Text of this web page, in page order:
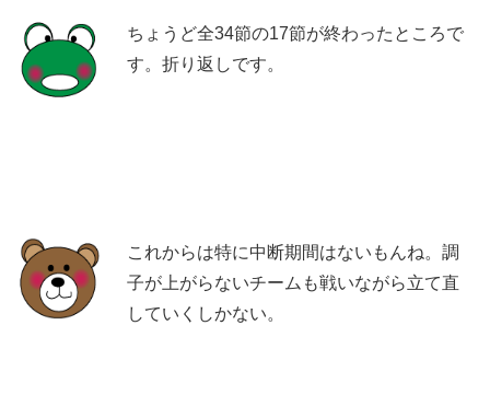
ちょうど全34節の17節が終わったところで
す。折り返しです。
これからは特に中断期間はないもんね。調
子が上がらないチームも戦いながら立て直
していくしかない。